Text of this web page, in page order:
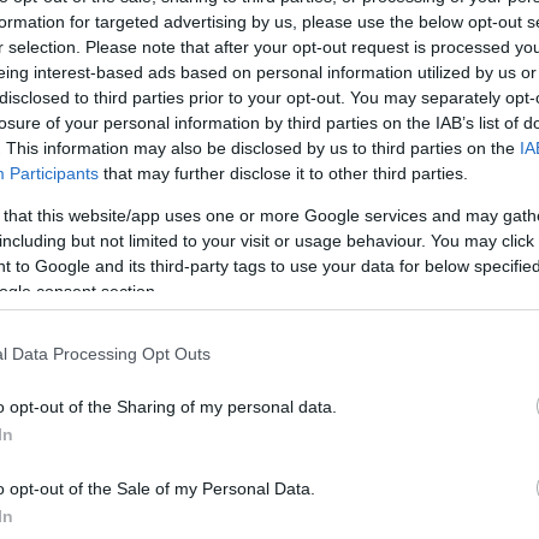
for targeted advertising by us, please use the below opt-out
selection. Please note that after your opt-out request is processed
interest-based ads based on personal information utilized by us
to third parties prior to your opt-out. You may separately
of your personal information by third parties on the IAB’s list of
This information may also be disclosed by us to third parties on the
Participants that may further disclose it to other third parties.
that this website/app uses one or more Google services and may
but not limited to your visit or usage behaviour. You may
to Google and its third-party tags to use your data for below
consent section.
Data Processing Opt Outs
opt-out of the Sharing of my personal data.
opt-out of the Sale of my Personal Data.
Jelszó Emlékezzen rám
Regisztráció
szaknévsora
KERTÉSZ ÉS KERTÉSZET REGISZTRÁCIÓ NÖVÉNYKATALÓGUS
5
2
5
2